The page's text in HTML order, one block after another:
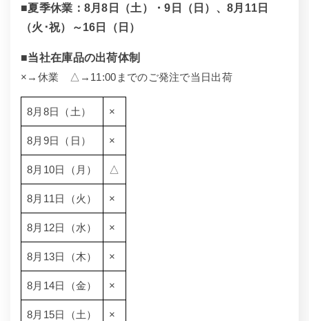
■夏季休業：8月8日（土）・9日（日）、8月11日
（火･祝）～16日（日）
■当社在庫品の出荷体制
×→休業 △→11:00までのご発注で当日出荷
8月8日（土） ×
8月9日（日） ×
8月10日（月） △
8月11日（火） ×
8月12日（水） ×
8月13日（木） ×
8月14日（金） ×
8月15日（土） ×